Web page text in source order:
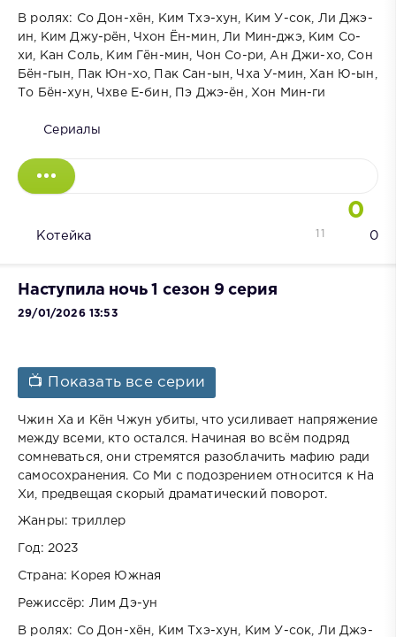
В ролях: Со Дон-хён, Ким Тхэ-хун, Ким У-сок, Ли Джэ-
ин, Ким Джу-рён, Чхон Ён-мин, Ли Мин-джэ, Ким Со-
хи, Кан Соль, Ким Гён-мин, Чон Со-ри, Ан Джи-хо, Сон
Бён-гын, Пак Юн-хо, Пак Сан-ын, Чха У-мин, Хан Ю-ын,
То Бён-хун, Чхве Е-бин, Пэ Джэ-ён, Хон Мин-ги
Сериалы
0
Котейка 0
11
Наступила ночь 1 сезон 9 серия
29/01/2026 13:53
📺 Показать все серии
Чжин Ха и Кён Чжун убиты, что усиливает напряжение
между всеми, кто остался. Начиная во всём подряд
сомневаться, они стремятся разоблачить мафию ради
самосохранения. Со Ми с подозрением относится к На
Хи, предвещая скорый драматический поворот.
Жанры: триллер
Год: 2023
Страна: Корея Южная
Режиссёр: Лим Дэ-ун
В ролях: Со Дон-хён, Ким Тхэ-хун, Ким У-сок, Ли Джэ-